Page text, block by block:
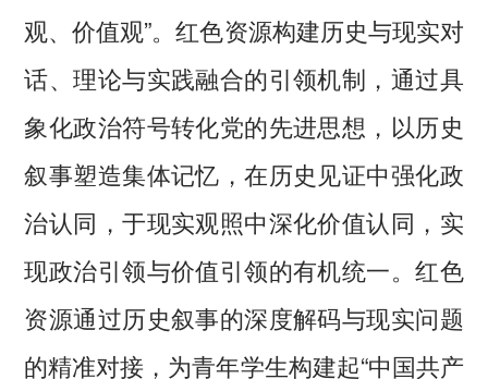
观、价值观”。红色资源构建历史与现实对
话、理论与实践融合的引领机制，通过具
象化政治符号转化党的先进思想，以历史
叙事塑造集体记忆，在历史见证中强化政
治认同，于现实观照中深化价值认同，实
现政治引领与价值引领的有机统一。红色
资源通过历史叙事的深度解码与现实问题
的精准对接，为青年学生构建起“中国共产